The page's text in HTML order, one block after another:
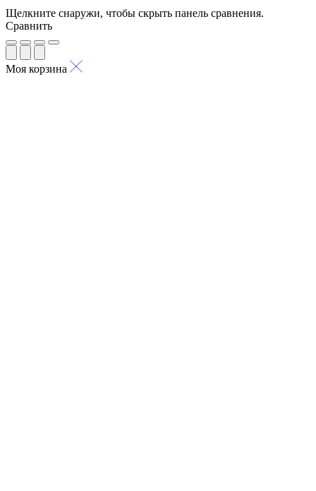
Щелкните снаружи, чтобы скрыть панель сравнения.
Сравнить
Моя корзина